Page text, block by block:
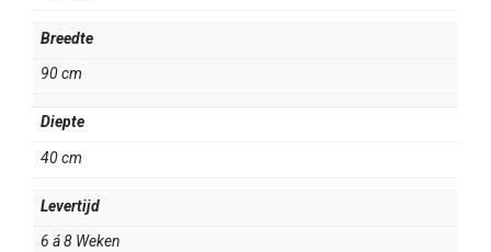
Breedte
90 cm
Diepte
40 cm
Levertijd
6 á 8 Weken